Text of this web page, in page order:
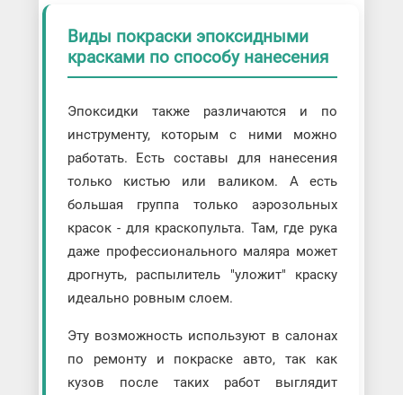
Виды покраски эпоксидными
красками по способу нанесения
Эпоксидки также различаются и по
инструменту, которым с ними можно
работать. Есть составы для нанесения
только кистью или валиком. А есть
большая группа только аэрозольных
красок - для краскопульта. Там, где рука
даже профессионального маляра может
дрогнуть, распылитель "уложит" краску
идеально ровным слоем.
Эту возможность используют в салонах
по ремонту и покраске авто, так как
кузов после таких работ выглядит